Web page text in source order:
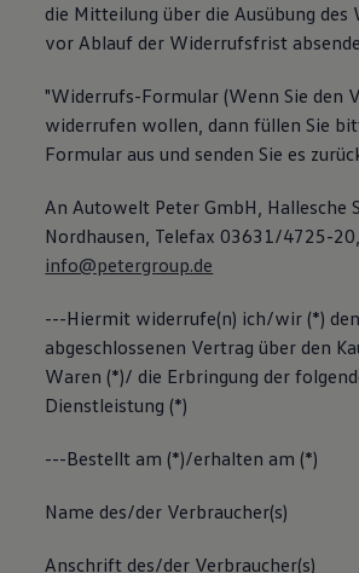
die Mitteilung über die Ausübung des
vor Ablauf der Widerrufsfrist
"Widerrufs-Formular (Wenn Sie den
widerrufen wollen, dann füllen Sie
Formular aus und senden Sie es
An Autowelt Peter GmbH, Hallesche
Nordhausen, Telefax 03631/4725-
info@petergroup.de
---Hiermit widerrufe(n) ich/wir (*)
abgeschlossenen Vertrag über den
Waren (*)/ die Erbringung der
Dienstleistung (*)
---Bestellt am (*)/erhalten am (*)
Name des/der Verbraucher(s)
Anschrift des/der Verbraucher(s)